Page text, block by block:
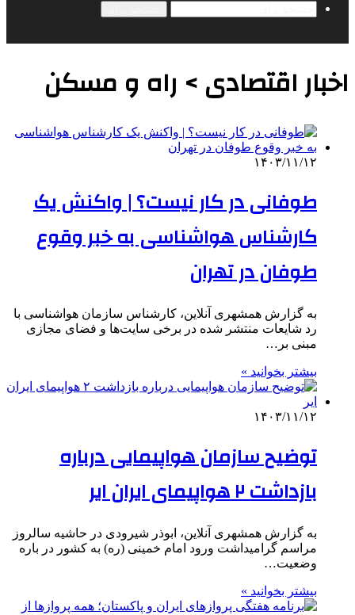
اخبار اقتصادی > راه و مسکن
۱۴۰۳/۱۱/۱۲
طوفانی در کار نیست؟ | واکنش یک
کارشناس هواشناسی به خبر وقوع
طوفان در تهران
به گزارش همشهری آنلاین، کارشناس سازمان هواشناسی با
رد شایعات منتشر شده در برخی سایت‌ها و فضای مجازی
مبنی بر…
بیشتر بخوانید »
۱۴۰۳/۱۱/۱۲
توضیح سازمان هواپیمایی درباره
بازداشت ۲ هواپیمای ایران ایر
به گزارش همشهری آنلاین، ابوذر شیرودی در حاشیه سالروز
مراسم گرامیداشت ورود امام خمینی (ره) به کشور در باره
وضعیت…
بیشتر بخوانید »